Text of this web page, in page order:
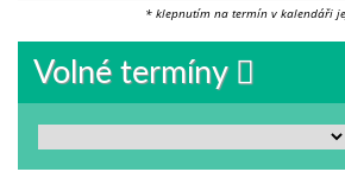
* klepnutím na termín v kalendáři
Volné termíny